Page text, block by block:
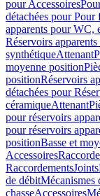
pour Accessoires
détachées pour Pour
apparents pour WC,
Réservoirs
synthétiqueAttenant
moyenne position
positionRéservoirs
détachées pour
céramiqueAttenant
pour réservoirs
pour réservoirs
positionBasse et
Accessoires
RaccordementsJoints
de débitMécanismes
chasseAccessoires